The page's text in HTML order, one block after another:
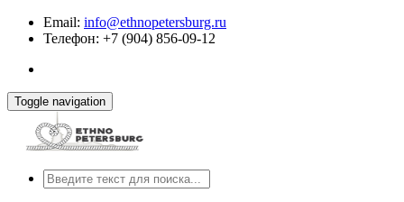
Email: info@ethnopetersburg.ru
Телефон: +7 (904) 856-09-12
Toggle navigation